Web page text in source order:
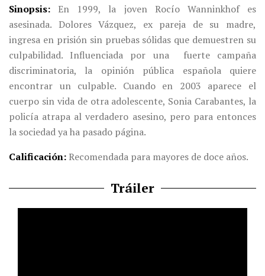
Sinopsis
En 1999, la joven Rocío Wanninkhof es
asesinada. Dolores Vázquez, ex pareja de su madre,
ingresa en prisión sin pruebas sólidas que demuestren su
culpabilidad. Influenciada por una fuerte campaña
discriminatoria, la opinión pública española quiere
encontrar un culpable. Cuando en 2003 aparece el
cuerpo sin vida de otra adolescente, Sonia Carabantes, la
policía atrapa al verdadero asesino, pero para entonces
la sociedad ya ha pasado página.
Calificación Recomendada para mayores de doce años.
Tráiler